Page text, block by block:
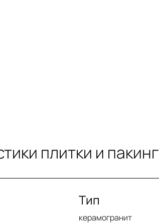
плитки и пакинг
Тип
керамогранит